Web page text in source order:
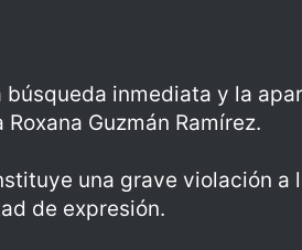
búsqueda inmediata y la
Guzmán Ramírez.
una grave violación a
de expresión.